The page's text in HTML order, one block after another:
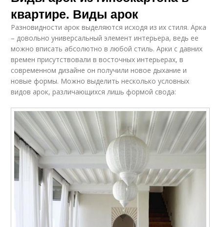
квартире. Виды арок
Разновидности арок выделяются исходя из их стиля. Арка
– довольно универсальный элемент интерьера, ведь ее
можно вписать абсолютно в любой стиль. Арки с давних
времен присутствовали в восточных интерьерах, в
современном дизайне он получили новое дыхание и
новые формы. Можно выделить несколько условных
видов арок, различающихся лишь формой свода: